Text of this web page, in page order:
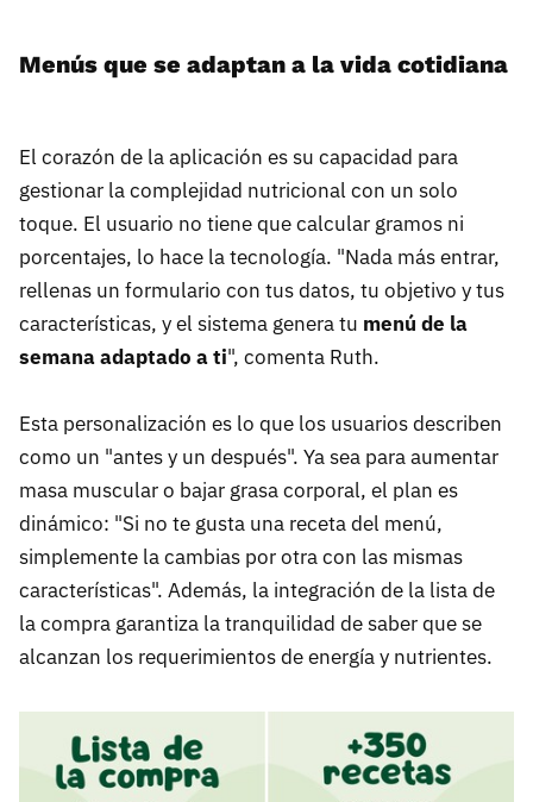
Menús que se adaptan a la vida cotidiana
El corazón de la aplicación es su capacidad para
gestionar la complejidad nutricional con un solo
toque. El usuario no tiene que calcular gramos ni
porcentajes, lo hace la tecnología. "Nada más entrar,
rellenas un formulario con tus datos, tu objetivo y tus
características, y el sistema genera tu menú de la
semana adaptado a ti", comenta Ruth.
Esta personalización es lo que los usuarios describen
como un "antes y un después". Ya sea para aumentar
masa muscular o bajar grasa corporal, el plan es
dinámico: "Si no te gusta una receta del menú,
simplemente la cambias por otra con las mismas
características". Además, la integración de la lista de
la compra garantiza la tranquilidad de saber que se
alcanzan los requerimientos de energía y nutrientes.